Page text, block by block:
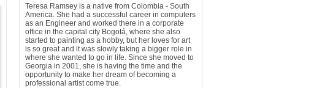
Teresa Ramsey is a native from Colombia - South
America. She had a successful career in computers
as an Engineer and worked there in a corporate
office in the capital city Bogotá, where she also
started to painting as a hobby, but her loves for art
is so great and it was slowly taking a bigger role in
where she wanted to go in life. Since she moved to
Georgia in 2001, she is having the time and the
opportunity to make her dream of becoming a
professional artist come true.